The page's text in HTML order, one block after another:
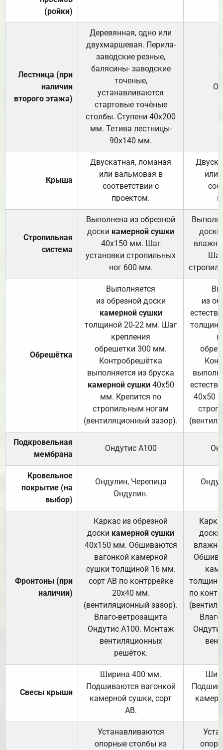
(ройки)
Лестница (при
наличии
второго этажа)
Деревянная, одно или
двухмаршевая. Перила-
заводские резные,
балясины- заводские
точеные,
устанавливаются
стартовые точёные
столбы. Ступени 40х200
мм. Тетива лестницы-
90х140 мм.
Крыша
Двускатная, ломаная
или вальмовая в
соответствии с
проектом.
или
Стропильная
система
Выполнена из обрезной
доски камерной сушки
40х150 мм. Шаг
установки стропильных
ног 600 мм.
доски
Обрешётка
Выполняется
из обрезной доски
камерной сушки
толщиной 20-22 мм. Шаг
крепления
обрешетки 300 мм.
Контробрешётка
выполняется из бруска
камерной сушки40х50
мм. Крепится по
стропильным ногам
(вентиляционный зазор).
из
40х50
Подкровельная
мембрана
Ондутис А100
Кровельное
покрытие (на
выбор)
Ондулин, Черепица
Ондулин.
Фронтоны (при
наличии)
Каркас из обрезной
доски камерной сушки
40х150 мм. Обшиваются
вагонкой камерной
сушки толщиной 16 мм.
сорт АВ по контррейке
20х40 мм.
(вентиляционный зазор).
Влаго-ветрозащита
Ондутис А100. Монтаж
вентиляционных
решёток.
доски
по
Свесы крыши
Ширина 400 мм.
Подшиваются вагонкой
камерной сушки, сорт
АВ.
Устанавливаются
опорные столбы из